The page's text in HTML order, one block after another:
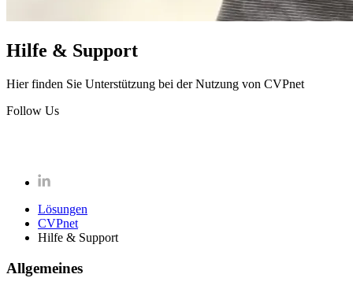
Hilfe & Support
Hier finden Sie Unterstützung bei der Nutzung von CVPnet
Follow Us
Lösungen
CVPnet
Hilfe & Support
Allgemeines